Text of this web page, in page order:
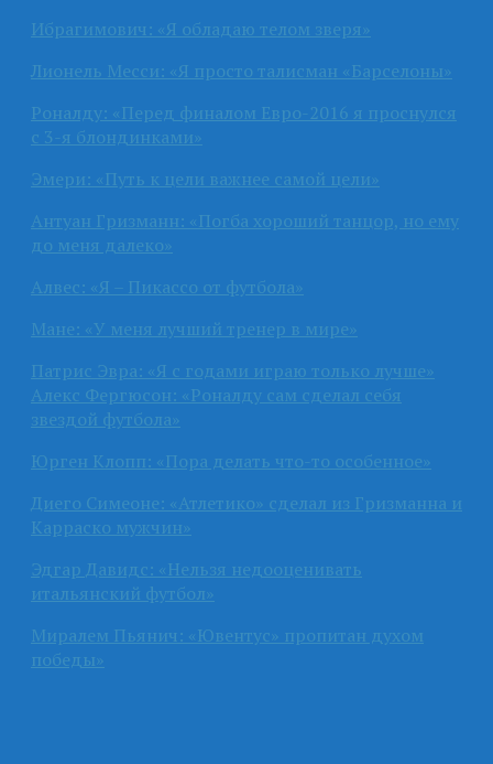
Ибрагимович: «Я обладаю телом зверя»
Лионель Месси: «Я просто талисман «Барселоны»
Роналду: «Перед финалом Евро-2016 я проснулся
с 3-я блондинками»
Эмери: «Путь к цели важнее самой цели»
Антуан Гризманн: «Погба хороший танцор, но ему
до меня далеко»
Алвес: «Я – Пикассо от футбола»
Мане: «У меня лучший тренер в мире»
Патрис Эвра: «Я с годами играю только лучше»
Алекс Фергюсон: «Роналду сам сделал себя
звездой футбола»
Юрген Клопп: «Пора делать что-то особенное»
Диего Симеоне: «Атлетико» сделал из Гризманна и
Карраско мужчин»
Эдгар Давидс: «Нельзя недооценивать
итальянский футбол»
Миралем Пьянич: «Ювентус» пропитан духом
победы»